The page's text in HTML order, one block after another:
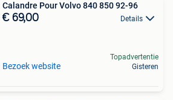
Calandre Pour Volvo 840 850 92-96
€ 69,00 Details
Bezoek website
Topadvertentie
Gisteren